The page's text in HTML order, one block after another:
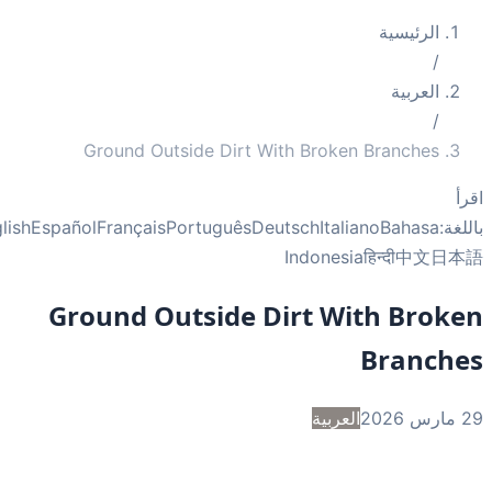
الرئيسية
العربية
Ground Outside Dirt With Broken Branches
EnglishEspañolFrançaisPortuguêsDeutschItalianoBahasa
Indonesiaहिन्दी中文日
Ground Outside Dirt With
العربية